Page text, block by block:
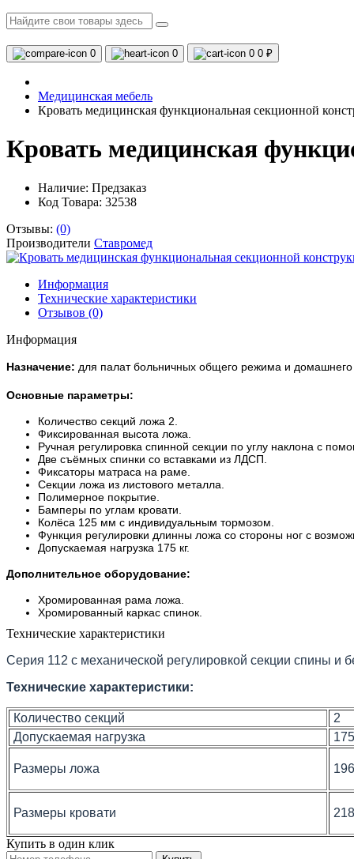
0 0 0 0 ₽
Медицинская мебель
Кровать медицинская функциональная секционной
Кровать медицинская
Наличие: Предзаказ
Код Товара: 32538
Отзывы: (0)
Производители Ставромед
Информация
Технические характеристики
Отзывов (0)
Информация
Назначение: для палат больничных общего режима и домашнего
Основные параметры:
Количество секций ложа 2.
Фиксированная высота ложа.
Ручная регулировка спинной секции по углу наклона с
Две съёмных спинки со вставками из ЛДСП.
Фиксаторы матраса на раме.
Секции ложа из листового металла.
Полимерное покрытие.
Бамперы по углам кровати.
Колёса 125 мм с индивидуальным тормозом.
Функция регулировки длинны ложа со стороны ног с
Допускаемая нагрузка 175 кг.
Дополнительное оборудование:
Хромированная рама ложа.
Хромированный каркас спинок.
Технические характеристики
Серия 112 с механической регулировкой секции спины и
Технические характеристики:
Количество секций
2
Допускаемая нагрузка
Размеры ложа
Размеры кровати
Купить в один клик